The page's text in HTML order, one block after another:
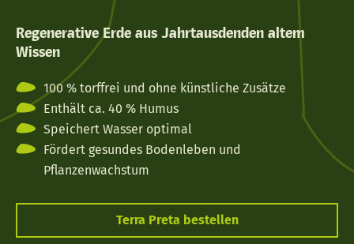
Regenerative Erde aus Jahrtausdenden altem
Wissen
100 % torffrei und ohne künstliche Zusätze
Enthält ca. 40 % Humus
Speichert Wasser optimal
Fördert gesundes Bodenleben und
Pflanzenwachstum
Terra Preta bestellen